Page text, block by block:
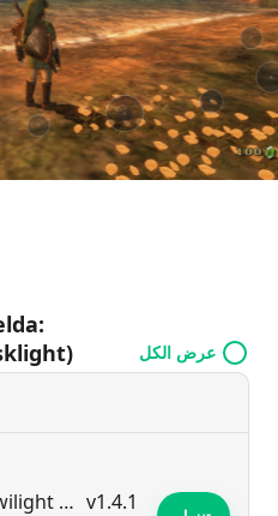
بتثبيته واغمر نفسك في القصة
عرض الكل
​The Legend of Zelda: Twilight Princess (Dusklight) v1.4.1